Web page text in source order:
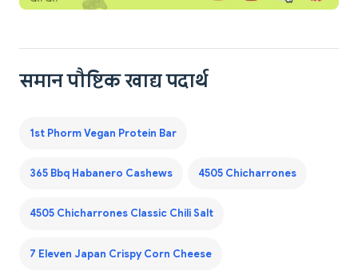
समान पौष्टिक खाद्य पदार्थ
1st Phorm Vegan Protein Bar
365 Bbq Habanero Cashews 4505 Chicharrones
4505 Chicharrones Classic Chili Salt
7 Eleven Japan Crispy Corn Cheese